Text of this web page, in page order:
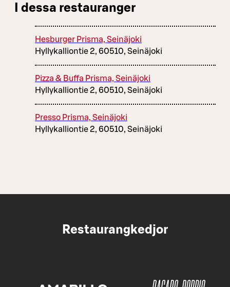
I dessa restauranger
Hesburger Prisma, Seinäjoki
Hyllykalliontie 2, 60510, Seinäjoki
Pizza & Buffa Prisma, Seinäjoki
Hyllykalliontie 2, 60510, Seinäjoki
Presso Prisma, Seinäjoki
Hyllykalliontie 2, 60510, Seinäjoki
Restaurangkedjor